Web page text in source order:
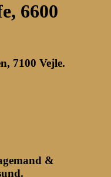
6600
7100 Vejle.
&